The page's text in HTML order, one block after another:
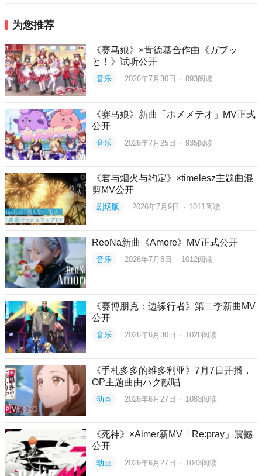
为您推荐
《赛马娘》×肯德基合作曲《ガブッ
と！》试听公开
音乐 2026年7月30日 · 893阅读
《赛马娘》新曲「ホメメテオ」MV正式
公开
音乐 2026年7月25日 · 935阅读
《君与烟火与约定》×timelesz主题曲混
剪MV公开
剧场版 2026年7月9日 · 1011阅读
ReoNa新曲《Amore》MV正式公开
音乐 2026年7月8日 · 1012阅读
《赛博朋克：边缘行者》第二季新曲MV
公开
音乐 2026年6月30日 · 1028阅读
《手札多多的维多利亚》7月7日开播，
OP主题曲由ハク献唱
动画 2026年6月27日 · 1083阅读
《死神》×Aimer新MV「Re:pray」震撼
公开
动画 2026年6月27日 · 1043阅读